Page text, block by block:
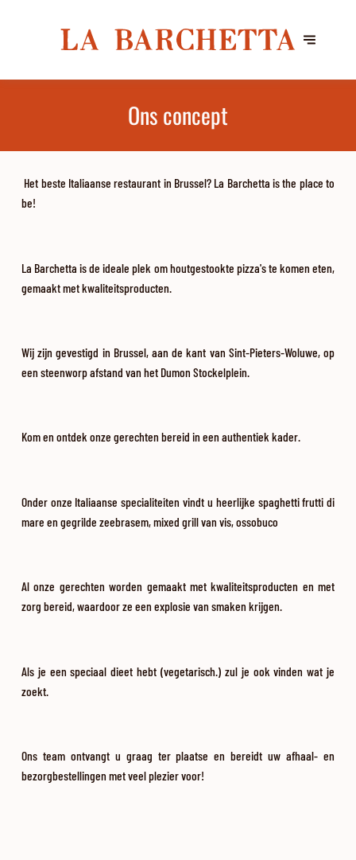
Ons concept
Het beste Italiaanse restaurant in Brussel? La Barchetta is the place to
be!
La Barchetta is de ideale plek om houtgestookte pizza's te komen eten,
gemaakt met kwaliteitsproducten.
Wij zijn gevestigd in Brussel, aan de kant van Sint-Pieters-Woluwe, op
een steenworp afstand van het Dumon Stockelplein.
Kom en ontdek onze gerechten bereid in een authentiek kader.
Onder onze Italiaanse specialiteiten vindt u heerlijke spaghetti frutti di
mare en gegrilde zeebrasem, mixed grill van vis, ossobuco
Al onze gerechten worden gemaakt met kwaliteitsproducten en met
zorg bereid, waardoor ze een explosie van smaken krijgen.
Als je een speciaal dieet hebt (vegetarisch.) zul je ook vinden wat je
zoekt.
Ons team ontvangt u graag ter plaatse en bereidt uw afhaal- en
bezorgbestellingen met veel plezier voor!